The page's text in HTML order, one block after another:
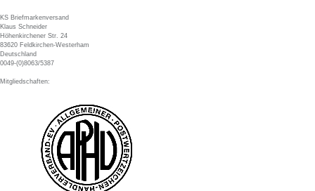
KS Briefmarkenversand
Klaus Schneider
Höhenkirchener Str. 24
83620 Feldkirchen-Westerham
Deutschland
0049-(0)8063/5387
Mitgliedschaften: